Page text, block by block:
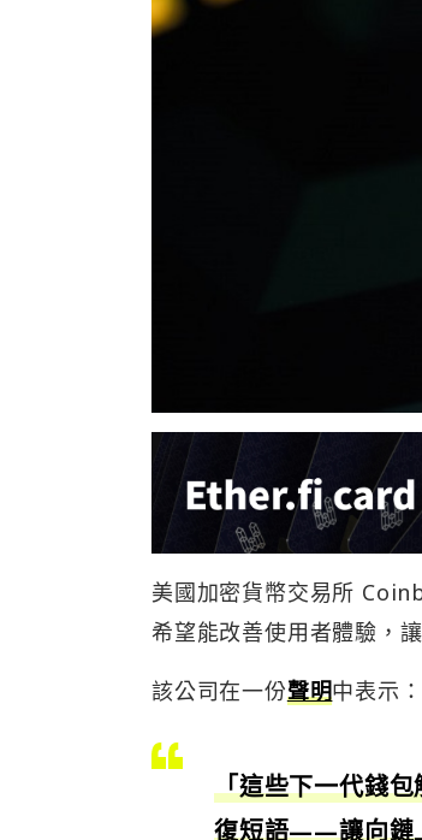
美國加密貨幣交易所
希望能改善使用者體驗，
該公司在一份聲明中表示：
「這些下一代錢
復短語——讓向鏈